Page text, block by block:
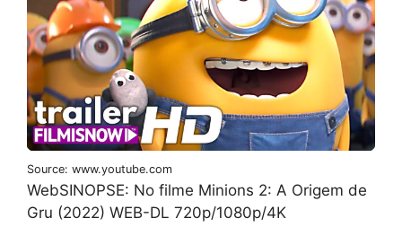
Source: www.youtube.com
WebSINOPSE: No filme Minions 2: A Origem de
Gru (2022) WEB-DL 720p/1080p/4K